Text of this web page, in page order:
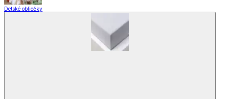
Detské obliečky